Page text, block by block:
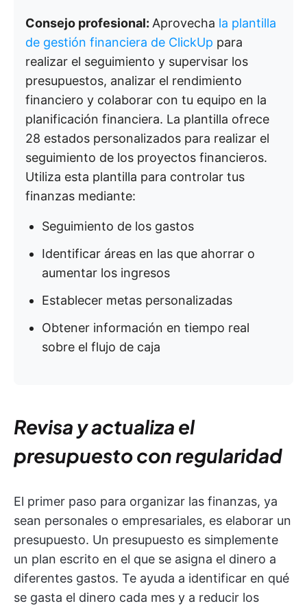
Consejo profesional: Aprovecha la plantilla
de gestión financiera de ClickUp para
realizar el seguimiento y supervisar los
presupuestos, analizar el rendimiento
financiero y colaborar con tu equipo en la
planificación financiera. La plantilla ofrece
28 estados personalizados para realizar el
seguimiento de los proyectos financieros.
Utiliza esta plantilla para controlar tus
finanzas mediante:
Seguimiento de los gastos
Identificar áreas en las que ahorrar o
aumentar los ingresos
Establecer metas personalizadas
Obtener información en tiempo real
sobre el flujo de caja
Revisa y actualiza el
presupuesto con regularidad
El primer paso para organizar las finanzas, ya
sean personales o empresariales, es elaborar un
presupuesto. Un presupuesto es simplemente
un plan escrito en el que se asigna el dinero a
diferentes gastos. Te ayuda a identificar en qué
se gasta el dinero cada mes y a reducir los